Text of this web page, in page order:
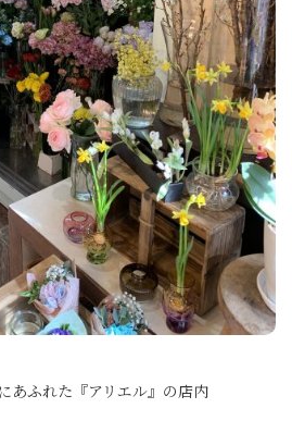
あふれた『アリエル』の店内